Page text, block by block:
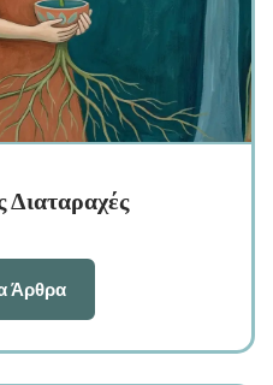
Διαταραχές
Άρθρα